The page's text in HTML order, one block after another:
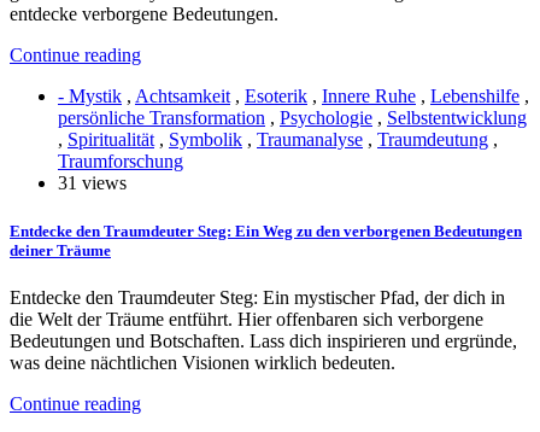
entdecke verborgene Bedeutungen.
Continue reading
- Mystik , Achtsamkeit, Esoterik , Innere Ruhe , Lebenshilfe ,
persönliche Transformation , Psychologie , Selbstentwicklung
, Spiritualität, Symbolik , Traumanalyse , Traumdeutung ,
Traumforschung
31 views
Entdecke den Traumdeuter Steg: Ein Weg zu den verborgenen Bedeutungen
deiner Träume
Entdecke den Traumdeuter Steg: Ein mystischer Pfad, der dich in
die Welt der Träume entführt. Hier offenbaren sich verborgene
Bedeutungen und Botschaften. Lass dich inspirieren und ergründe,
was deine nächtlichen Visionen wirklich bedeuten.
Continue reading